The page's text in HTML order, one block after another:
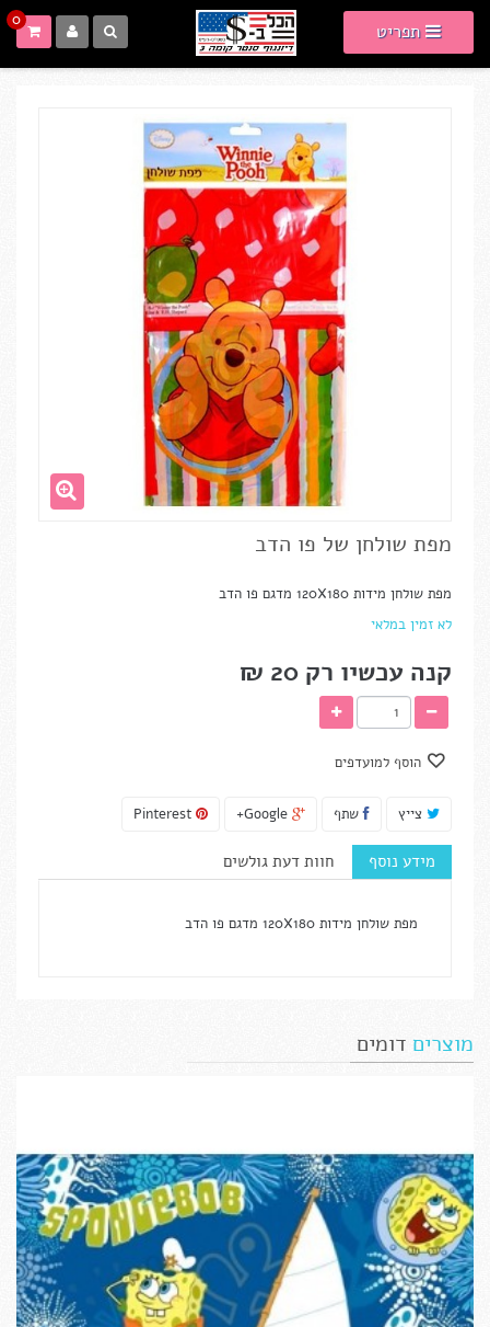
תפריט 0
מפת שולחן של פו הדב
מפת שולחן מידות 120X180 מדגם פו הדב
לא זמין במלאי
קנה עכשיו רק 20 ₪‎
הוסף למועדפים
צייץ שתף
מידע נוסף חוות דעת גולשים
מפת שולחן מידות 120X180 מדגם פו הדב
מוצרים דומים